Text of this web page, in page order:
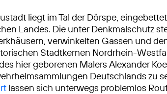
liegt im Tal der Dörspe,
Landes. Die unter Denkmalschutz
verwinkelten Gassen und
Stadtkernen Nordrhein-
hier geborenen Malers Alexander
Deutschlands zu
lassen sich unterwegs problemlos